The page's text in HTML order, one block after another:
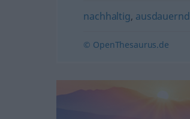
nachhaltig, ausdauernd
© OpenThesaurus.de